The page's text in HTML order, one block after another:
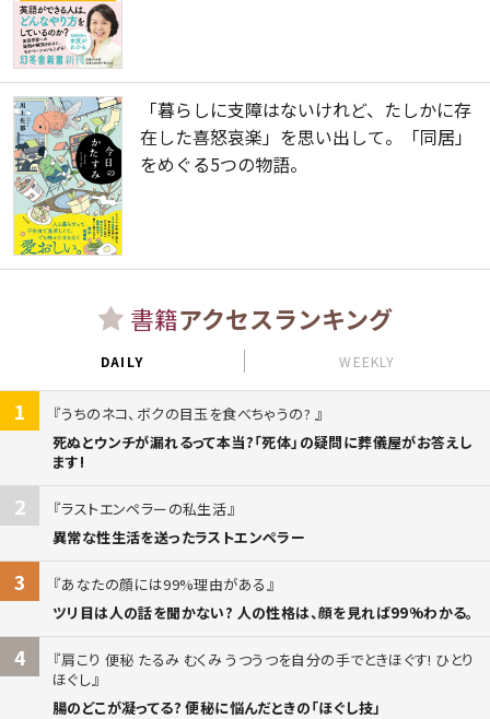
「暮らしに支障はないけれど、たしかに存
在した喜怒哀楽」を思い出して。「同居」
をめぐる5つの物語。
書籍アクセスランキング
DAILY WEEKLY
1
うちのネコ、ボクの目玉を食べちゃうの?
死ぬとウンチが漏れるって本当?「死体」の疑問に葬儀屋がお答えし
ます!
2
ラストエンペラーの私生活
異常な性生活を送ったラストエンペラー
3
あなたの顔には99%理由がある
ツリ目は人の話を聞かない? 人の性格は、顔を見れば99%わかる。
4
肩こり 便秘 たるみ むくみ うつうつを自分の手でときほぐす! ひとり
ほぐし
腸のどこが凝ってる? 便秘に悩んだときの「ほぐし技」